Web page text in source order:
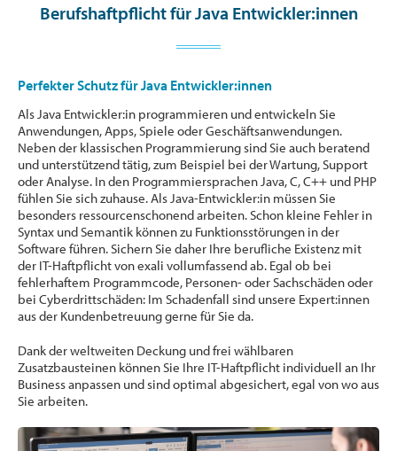
Berufshaftpflicht für Java Entwickler:innen
Perfekter Schutz für Java Entwickler:innen
Als Java Entwickler:in programmieren und entwickeln Sie
Anwendungen, Apps, Spiele oder Geschäftsanwendungen.
Neben der klassischen Programmierung sind Sie auch beratend
und unterstützend tätig, zum Beispiel bei der Wartung, Support
oder Analyse. In den Programmiersprachen Java, C, C++ und PHP
fühlen Sie sich zuhause. Als Java-Entwickler:in müssen Sie
besonders ressourcenschonend arbeiten. Schon kleine Fehler in
Syntax und Semantik können zu Funktionsstörungen in der
Software führen. Sichern Sie daher Ihre berufliche Existenz mit
der IT-Haftpflicht von exali vollumfassend ab. Egal ob bei
fehlerhaftem Programmcode, Personen- oder Sachschäden oder
bei Cyberdrittschäden: Im Schadenfall sind unsere Expert:innen
aus der Kundenbetreuung gerne für Sie da.
Dank der weltweiten Deckung und frei wählbaren
Zusatzbausteinen können Sie Ihre IT-Haftpflicht individuell an Ihr
Business anpassen und sind optimal abgesichert, egal von wo aus
Sie arbeiten.